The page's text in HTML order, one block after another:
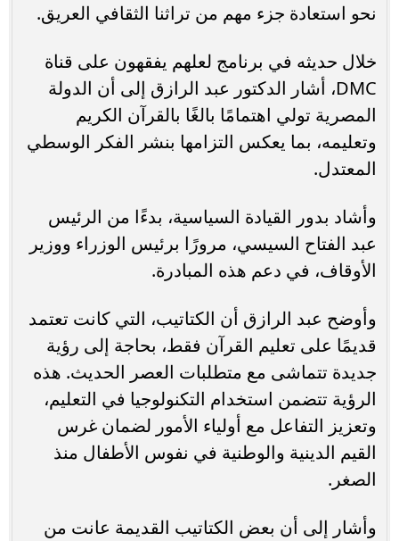
نحو استعادة جزء مهم من تراثنا الثقافي العريق.
خلال حديثه في برنامج لعلهم يفقهون على قناة
DMC، أشار الدكتور عبد الرازق إلى أن الدولة
المصرية تولي اهتمامًا بالغًا بالقرآن الكريم
وتعليمه، بما يعكس التزامها بنشر الفكر الوسطي
المعتدل.
وأشاد بدور القيادة السياسية، بدءًا من الرئيس
عبد الفتاح السيسي، مرورًا برئيس الوزراء ووزير
الأوقاف، في دعم هذه المبادرة.
وأوضح عبد الرازق أن الكتاتيب، التي كانت تعتمد
قديمًا على تعليم القرآن فقط، بحاجة إلى رؤية
جديدة تتماشى مع متطلبات العصر الحديث. هذه
الرؤية تتضمن استخدام التكنولوجيا في التعليم،
وتعزيز التفاعل مع أولياء الأمور لضمان غرس
القيم الدينية والوطنية في نفوس الأطفال منذ
الصغر.
وأشار إلى أن بعض الكتاتيب القديمة عانت من